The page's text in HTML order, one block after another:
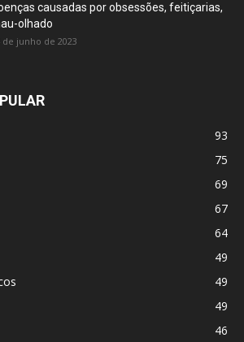
causadas por obsessões, feitiçarias,
olhado
de junho de 2023
93
75
69
67
64
49
49
49
46